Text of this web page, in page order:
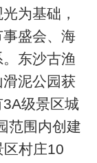
为基础，
盛会、海
东沙古渔
泥公园获
级景区城
范围内创建
村庄10